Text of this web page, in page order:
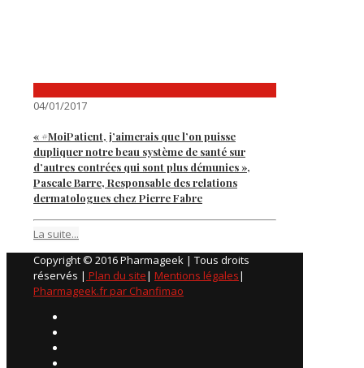
04/01/2017
« #MoiPatient, j’aimerais que l’on puisse
dupliquer notre beau système de santé sur
d’autres contrées qui sont plus démunies »,
Pascale Barre, Responsable des relations
dermatologues chez Pierre Fabre
La suite...
Copyright © 2016 Pharmageek | Tous droits
réservés | Plan du site| Mentions légales|
Pharmageek.fr par Chanfimao